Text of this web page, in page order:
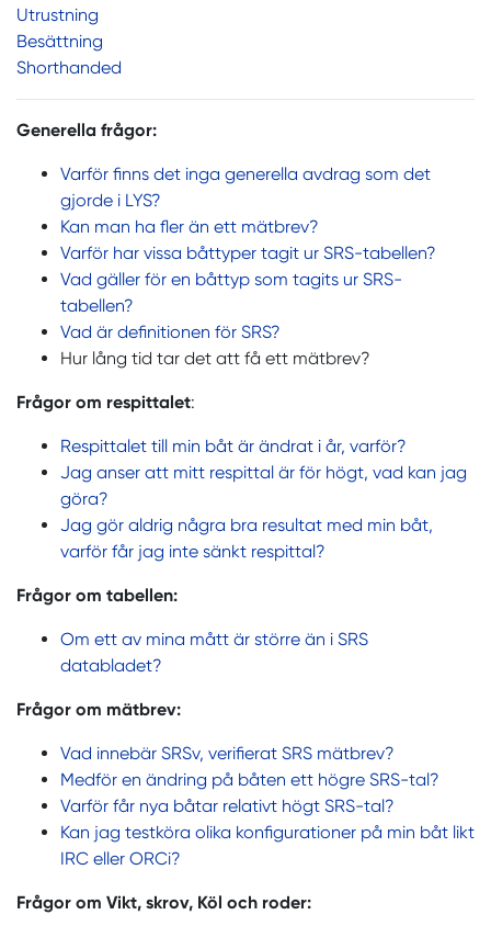
Utrustning
Besättning
Shorthanded
Generella frågor:
Varför finns det inga generella avdrag som det
gjorde i LYS?
Kan man ha fler än ett mätbrev?
Varför har vissa båttyper tagit ur SRS-tabellen?
Vad gäller för en båttyp som tagits ur SRS-
tabellen?
Vad är definitionen för SRS?
Hur lång tid tar det att få ett mätbrev?
Frågor om respittalet:
Respittalet till min båt är ändrat i år, varför?
Jag anser att mitt respittal är för högt, vad kan jag
göra?
Jag gör aldrig några bra resultat med min båt,
varför får jag inte sänkt respittal?
Frågor om tabellen:
Om ett av mina mått är större än i SRS
databladet?
Frågor om mätbrev:
Vad innebär SRSv, verifierat SRS mätbrev?
Medför en ändring på båten ett högre SRS-tal?
Varför får nya båtar relativt högt SRS-tal?
Kan jag testköra olika konfigurationer på min båt likt
IRC eller ORCi?
Frågor om Vikt, skrov, Köl och roder: